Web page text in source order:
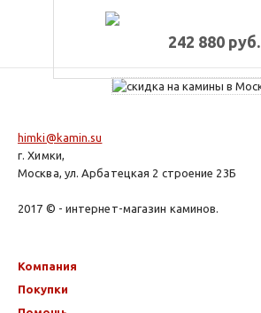
242 880 руб.
himki@kamin.su
г. Химки,
Москва, ул. Арбатецкая 2 строение 23Б
2017 © - интернет-магазин каминов.
Компания
Покупки